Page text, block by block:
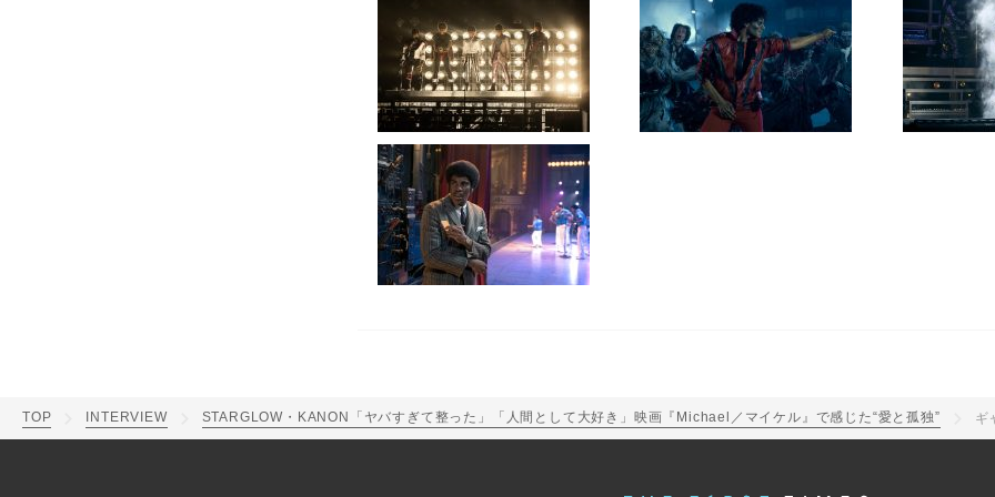
TOP INTERVIEW STARGLOW・KANON「ヤバすぎて整った」「人間として大好き」映画『Michael／マイケル』で感じた“愛と孤独” ギ